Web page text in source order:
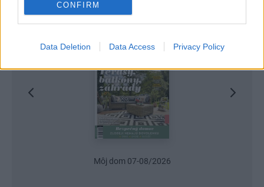
CONFIRM
Data Deletion Data Access Privacy Policy
Najnovšie časopisy
Môj dom 07-08/2026